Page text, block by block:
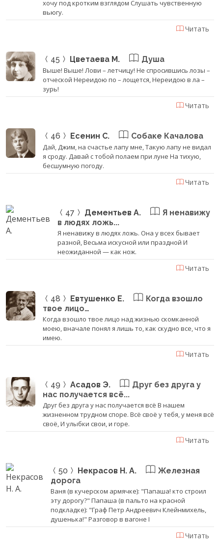
хочу под кротким взглядом Слушать чувственную
вьюгу.
Читать
45 Цветаева М. Душа
Выше! Выше! Лови – летчицу! Не спросившись лозы –
отческой Нереидою по – лощется, Нереидою в ла –
зурь!
Читать
46 Есенин С. Собаке Качалова
Дай, Джим, на счастье лапу мне, Такую лапу не видал
я сроду. Давай с тобой полаем при луне На тихую,
бесшумную погоду.
Читать
47 Дементьев А.
Я ненавижу
в людях ложь...
Я ненавижу в людях ложь. Она у всех бывает
разной, Весьма искусной или праздной И
неожиданной — как нож.
Читать
48 Евтушенко Е.
Когда взошло
твое лицо…
Когда взошло твое лицо над жизнью скомканной
моею, вначале понял я лишь то, как скудно все, что я
имею.
Читать
49 Асадов Э.
Друг без друга у
нас получается всё...
Друг без друга у нас получается всё В нашем
жизненном трудном споре. Всё своё у тебя, у меня всё
своё, И улыбки свои, и горе.
Читать
50 Некрасов Н. А.
Железная
дорога
Ваня (в кучерском армячке): "Папаша! кто строил
эту дорогу?" Папаша (в пальто на красной
подкладке): "Граф Петр Андреевич Клейнмихель,
душенька!" Разговор в вагоне I
Читать